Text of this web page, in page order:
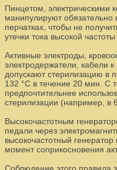
Пинцетом, электрическими
манипулируют обязательно
перчатках, чтобы не
утечки тока высокой
Активные электроды,
электродержатели, кабели
допускают стерилизацию в
132 °С в течение 20 мин. С
предпочтительнее
стерилизации (например, в
Высокочастотным
педали через
высокочастотный
момент соприкосновения